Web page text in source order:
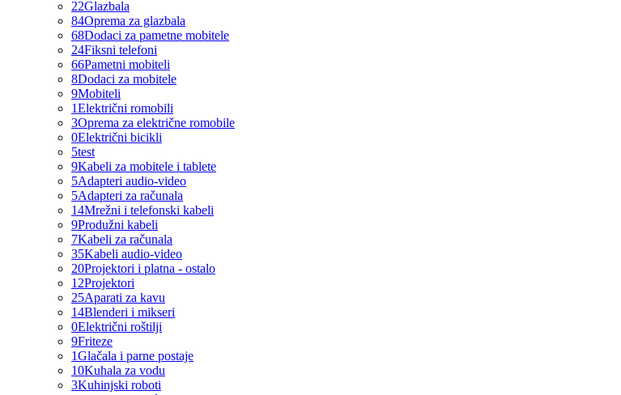
22Glazbala
84Oprema za glazbala
68Dodaci za pametne mobitele
24Fiksni telefoni
66Pametni mobiteli
8Dodaci za mobitele
9Mobiteli
1Električni romobili
3Oprema za električne romobile
0Električni bicikli
5test
9Kabeli za mobitele i tablete
5Adapteri audio-video
5Adapteri za računala
14Mrežni i telefonski kabeli
9Produžni kabeli
7Kabeli za računala
35Kabeli audio-video
20Projektori i platna - ostalo
12Projektori
25Aparati za kavu
14Blenderi i mikseri
0Električni roštilji
9Friteze
1Glačala i parne postaje
10Kuhala za vodu
3Kuhinjski roboti